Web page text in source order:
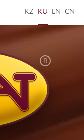
KZ RU EN ZH